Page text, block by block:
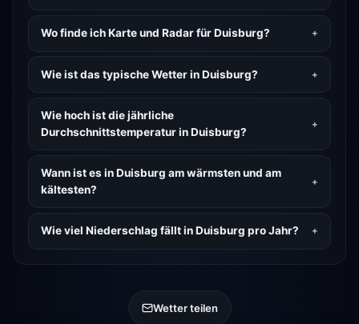
Wo finde ich Karte und Radar für Duisburg?
Wie ist das typische Wetter in Duisburg?
Wie hoch ist die jährliche
Durchschnittstemperatur in Duisburg?
Wann ist es in Duisburg am wärmsten und am
kältesten?
Wie viel Niederschlag fällt in Duisburg pro Jahr?
Wetter teilen